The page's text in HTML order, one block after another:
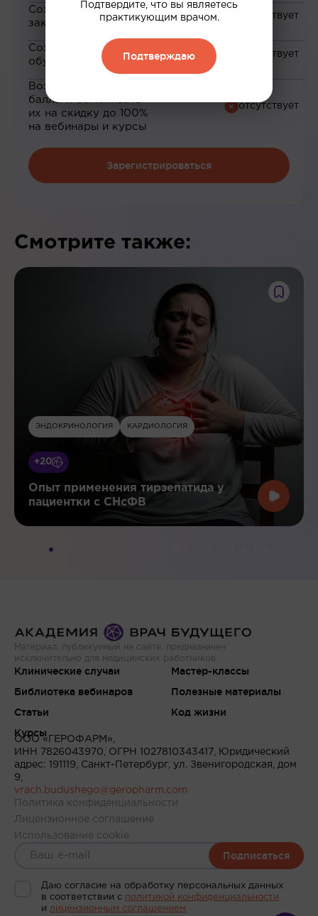
Сохранение материалов в
закладки
Сохранение прогресса по
обучению
Возможность зарабатывать
баллы и обменивать
их на скидку до 100%
на вебинары и курсы
Зарегистрироваться
Смотрите также:
ЭНДОКРИНОЛОГИЯ КАРДИОЛОГИЯ
+20
Опыт применения тирзепатида у
пациентки с СНсФВ
Материал, публикуемый на сайте, предназначен
исключительно для медицинских работников
Клинические случаи
Библиотека вебинаров
Статьи
Курсы
Мастер-классы
Полезные материалы
Код жизни
ООО «ГЕРОФАРМ»,
ИНН 7826043970, ОГРН 1027810343417, Юридический
адрес: 191119, Санкт-Петербург, ул. Звенигородская, дом
9,
vrach.budushego@geropharm.com
Политика конфиденциальности
Лицензионное соглашение
Использование cookie
Подписаться
Даю согласие на обработку персональных данных
в соответствии c политикой конфиденциальности
и лицензионным соглашением
Подтвердите, что вы являетесь
практикующим врачом.
Подтверждаю